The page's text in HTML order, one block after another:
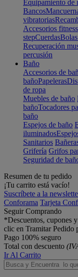
Equipamiento de
Bancos
vibratorias
Accesorios fitness
stepCuerdas
Recuperación
percusión
Baño
Accesorios de
bañoPapeleras
de ropa
Muebles de baño
bañoTocadores
baño
Espejos de baño
iluminados
Sanitarios
Grifería Grifos
Seguridad de
Resumen de tu pedido
¡Tu carrito está vacío!
Suscríbete a la
Conforama Tarjeta
Seguir Comprando
*Descuentos, cupones
clic en Tramitar Pedido
Pago 100% seguro
Total con descuento
Ir Al Carrito